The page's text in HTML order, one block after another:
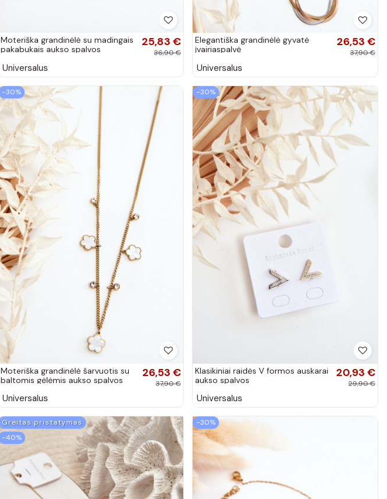
Moteriška grandinėlė su madingais
pakabukais aukso spalvos
25,83 €
36,90 €
Universalus
Elegantiška grandinėlė gyvatė
įvairiaspalvė
26,53 €
37,90 €
Universalus
−30%
Moteriška grandinėlė šarvuotis su
baltomis gėlėmis aukso spalvos
26,53 €
37,90 €
Universalus
−30%
Klasikiniai raidės V formos auskarai
aukso spalvos
20,93 €
29,90 €
Universalus
Greitas pristatymas
−40%
−30%